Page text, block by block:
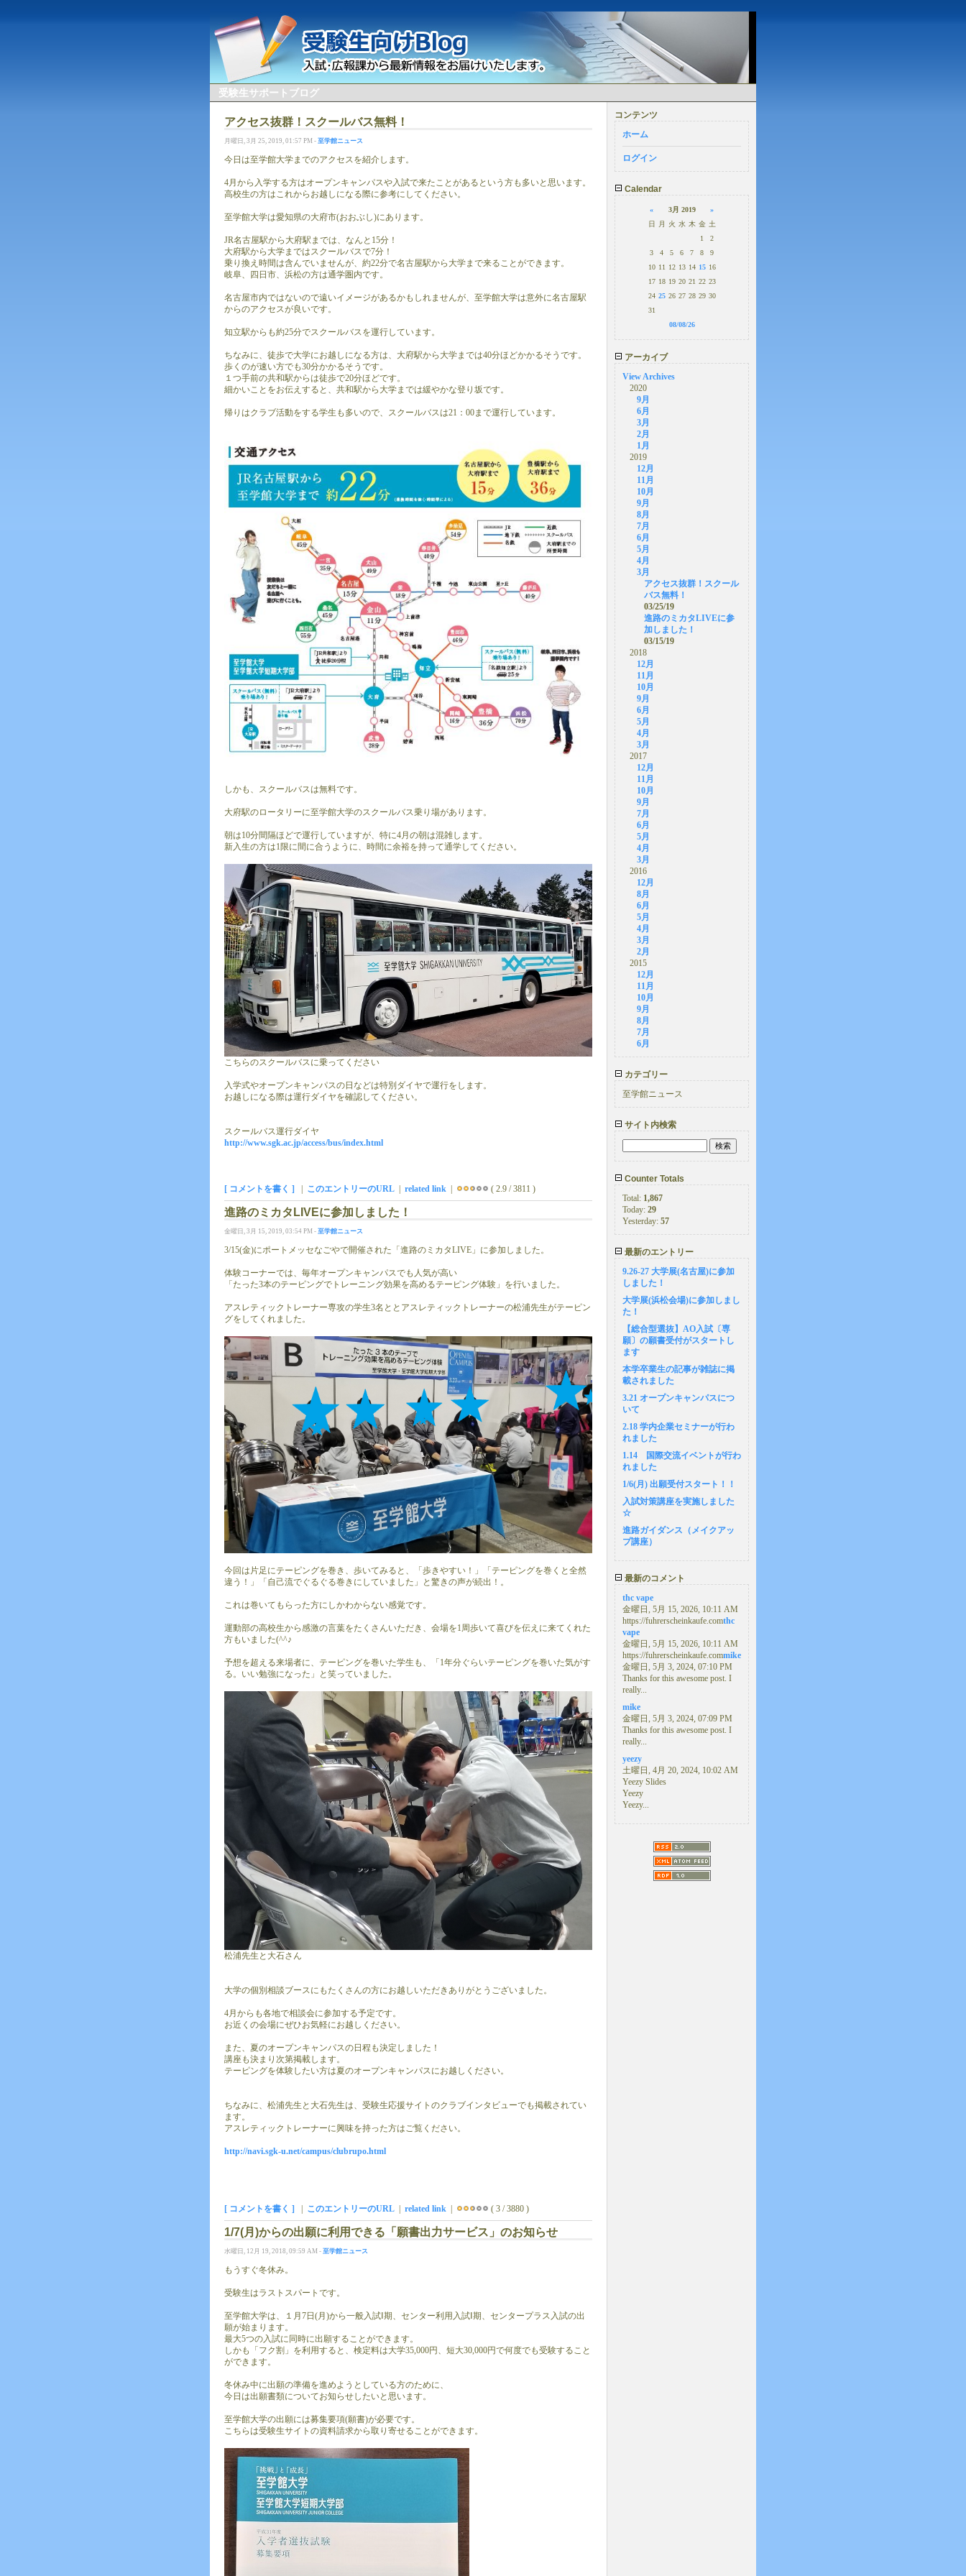
受験生サポートブログ
アクセス抜群！スクールバス無料！
月曜日, 3月 25, 2019, 01:57 PM - 至学館ニュース
今日は至学館大学までのアクセスを紹介します。
4月から入学する方はオープンキャンパスや入試で来たことがあるという方も多いと思います。
高校生の方はこれからお越しになる際に参考にしてください。
至学館大学は愛知県の大府市(おおぶし)にあります。
JR名古屋駅から大府駅までは、なんと15分！
大府駅から大学まではスクールバスで7分！
乗り換え時間は含んでいませんが、約22分で名古屋駅から大学まで来ることができます。
岐阜、四日市、浜松の方は通学圏内です。
名古屋市内ではないので遠いイメージがあるかもしれませんが、至学館大学は意外に名古屋駅
からのアクセスが良いです。
知立駅からも約25分でスクールバスを運行しています。
ちなみに、徒歩で大学にお越しになる方は、大府駅から大学までは40分ほどかかるそうです。
歩くのが速い方でも30分かかるそうです。
１つ手前の共和駅からは徒歩で20分ほどです。
細かいことをお伝えすると、共和駅から大学までは緩やかな登り坂です。
帰りはクラブ活動をする学生も多いので、スクールバスは21：00まで運行しています。
しかも、スクールバスは無料です。
大府駅のロータリーに至学館大学のスクールバス乗り場があります。
朝は10分間隔ほどで運行していますが、特に4月の朝は混雑します。
新入生の方は1限に間に合うように、時間に余裕を持って通学してください。
こちらのスクールバスに乗ってください
入学式やオープンキャンパスの日などは特別ダイヤで運行をします。
お越しになる際は運行ダイヤを確認してください。
スクールバス運行ダイヤ
http://www.sgk.ac.jp/access/bus/index.html
[ コメントを書く ] このエントリーのURL related link ( 2.9 / 3811 )
進路のミカタLIVEに参加しました！
金曜日, 3月 15, 2019, 03:54 PM - 至学館ニュース
3/15(金)にポートメッセなごやで開催された「進路のミカタLIVE」に参加しました。
体験コーナーでは、毎年オープンキャンパスでも人気が高い
「たった3本のテーピングでトレーニング効果を高めるテーピング体験」を行いました。
アスレティックトレーナー専攻の学生3名ととアスレティックトレーナーの松浦先生がテーピン
グをしてくれました。
今回は片足にテーピングを巻き、歩いてみると、「歩きやすい！」「テーピングを巻くと全然
違う！」「自己流でぐるぐる巻きにしていました」と驚きの声が続出！。
これは巻いてもらった方にしかわからない感覚です。
運動部の高校生から感激の言葉をたくさんいただき、会場を1周歩いて喜びを伝えに来てくれた
方もいました(^^♪
予想を超える来場者に、テーピングを巻いた学生も、「1年分ぐらいテーピングを巻いた気がす
る。いい勉強になった」と笑っていました。
松浦先生と大石さん
大学の個別相談ブースにもたくさんの方にお越しいただきありがとうございました。
4月からも各地で相談会に参加する予定です。
お近くの会場にぜひお気軽にお越しください。
また、夏のオープンキャンパスの日程も決定しました！
講座も決まり次第掲載します。
テーピングを体験したい方は夏のオープンキャンパスにお越しください。
ちなみに、松浦先生と大石先生は、受験生応援サイトのクラブインタビューでも掲載されてい
ます。
アスレティックトレーナーに興味を持った方はご覧ください。
http://navi.sgk-u.net/campus/clubrupo.html
[ コメントを書く ] このエントリーのURL related link ( 3 / 3880 )
1/7(月)からの出願に利用できる「願書出力サービス」のお知らせ
水曜日, 12月 19, 2018, 09:59 AM - 至学館ニュース
もうすぐ冬休み。
受験生はラストスパートです。
至学館大学は、１月7日(月)から一般入試Ⅰ期、センター利用入試Ⅰ期、センタープラス入試の出
願が始まります。
最大5つの入試に同時に出願することができます。
しかも「フク割」を利用すると、検定料は大学35,000円、短大30,000円で何度でも受験すること
ができます。
冬休み中に出願の準備を進めようとしている方のために、
今日は出願書類についてお知らせしたいと思います。
至学館大学の出願には募集要項(願書)が必要です。
こちらは受験生サイトの資料請求から取り寄せることができます。
コンテンツ
ホーム
ログイン
Calendar
« 3月 2019
»
日
月 火 水 木 金 土
1
2
3
4 5 6 7 8
9
10 11 12 13 14 15 16
17 18 19 20 21 22 23
24 25 26 27 28 29 30
31
08/08/26
アーカイブ
View Archives
2020
9月
6月
3月
2月
1月
2019
12月
11月
10月
9月
8月
7月
6月
5月
4月
3月
アクセス抜群！スクール
バス無料！
03/25/19
進路のミカタLIVEに参
加しました！
03/15/19
2018
12月
11月
10月
9月
6月
5月
4月
3月
2017
12月
11月
10月
9月
7月
6月
5月
4月
3月
2016
12月
8月
6月
5月
4月
3月
2月
2015
12月
11月
10月
9月
8月
7月
6月
カテゴリー
至学館ニュース
サイト内検索
Counter Totals
Total: 1,867
Today: 29
Yesterday: 57
最新のエントリー
9.26-27 大学展(名古屋)に参加
しました！
大学展(浜松会場)に参加しまし
た！
【総合型選抜】AO入試〔専
願〕の願書受付がスタートし
ます
本学卒業生の記事が雑誌に掲
載されました
3.21 オープンキャンパスにつ
いて
2.18 学内企業セミナーが行わ
れました
1.14 国際交流イベントが行わ
れました
1/6(月) 出願受付スタート！！
入試対策講座を実施しました
☆
進路ガイダンス（メイクアッ
プ講座）
最新のコメント
thc vape
金曜日, 5月 15, 2026, 10:11 AM
https://fuhrerscheinkaufe.comthc
vape
金曜日, 5月 15, 2026, 10:11 AM
https://fuhrerscheinkaufe.commike
金曜日, 5月 3, 2024, 07:10 PM
Thanks for this awesome post. I
really...
mike
金曜日, 5月 3, 2024, 07:09 PM
Thanks for this awesome post. I
really...
yeezy
土曜日, 4月 20, 2024, 10:02 AM
Yeezy Slides
Yeezy
Yeezy...